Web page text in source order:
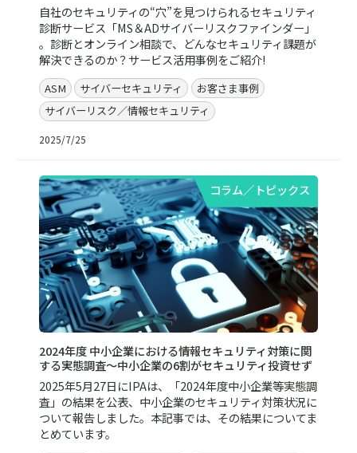
自社のセキュリティの“穴”を見つけられるセキュリティ
診断サービス「MS＆ADサイバーリスクファインダー」
。診断とオンライン相談で、どんなセキュリティ課題が
解決できるのか？サービス活用事例をご紹介!
ASM サイバーセキュリティ
お客さま事例
サイバーリスク／情報セキュリティ
2025/7/25
コラム／トピックス
2024年度 中小企業における情報セキュリティ対策に関
する実態調査～中小企業の6割がセキュリティ投資せず
2025年5月27日にIPAは、「2024年度中小企業等実態調
査」の結果を公表、中小企業のセキュリティ対策状況に
ついて報告しました。本記事では、その結果についてま
とめています。